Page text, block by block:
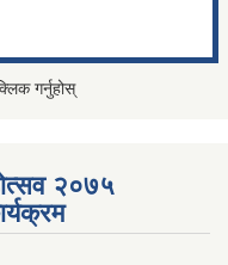
गर्नुहोस्
२०७५